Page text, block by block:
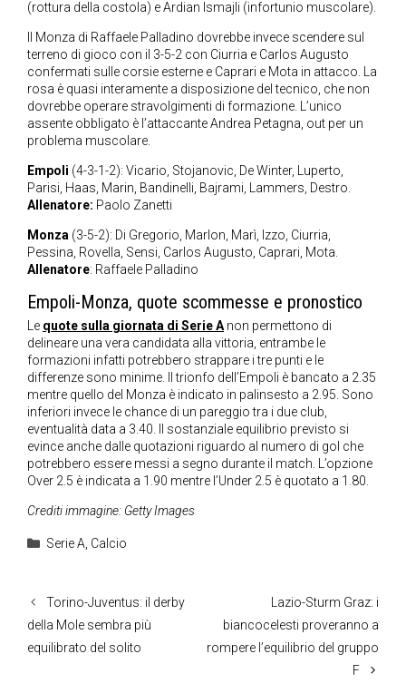
(rottura della costola) e Ardian Ismajli (infortunio muscolare).
Il Monza di Raffaele Palladino dovrebbe invece scendere sul
terreno di gioco con il 3-5-2 con Ciurria e Carlos Augusto
confermati sulle corsie esterne e Caprari e Mota in attacco. La
rosa è quasi interamente a disposizione del tecnico, che non
dovrebbe operare stravolgimenti di formazione. L’unico
assente obbligato è l’attaccante Andrea Petagna, out per un
problema muscolare.
Empoli (4-3-1-2): Vicario, Stojanovic, De Winter, Luperto,
Parisi, Haas, Marin, Bandinelli, Bajrami, Lammers, Destro.
Allenatore: Paolo Zanetti
Monza (3-5-2): Di Gregorio, Marlon, Marì, Izzo, Ciurria,
Pessina, Rovella, Sensi, Carlos Augusto, Caprari, Mota.
Allenatore: Raffaele Palladino
Empoli-Monza, quote scommesse e pronostico
Le quote sulla giornata di Serie Anon permettono di
delineare una vera candidata alla vittoria, entrambe le
formazioni infatti potrebbero strappare i tre punti e le
differenze sono minime. Il trionfo dell’Empoli è bancato a 2.35
mentre quello del Monza è indicato in palinsesto a 2.95. Sono
inferiori invece le chance di un pareggio tra i due club,
eventualità data a 3.40. Il sostanziale equilibrio previsto si
evince anche dalle quotazioni riguardo al numero di gol che
potrebbero essere messi a segno durante il match. L’opzione
Over 2.5 è indicata a 1.90 mentre l’Under 2.5 è quotato a 1.80.
Crediti immagine: Getty Images
Categorie
Serie A, Calcio
Torino-Juventus: il derby
della Mole sembra più
equilibrato del solito
Lazio-Sturm Graz: i
biancocelesti proveranno a
rompere l’equilibrio del gruppo
F